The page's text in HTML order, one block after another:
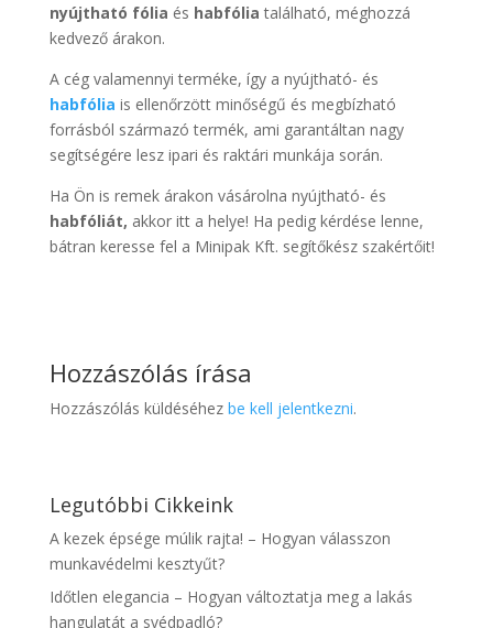
nyújtható fólia és habfólia található, méghozzá
kedvező árakon.
A cég valamennyi terméke, így a nyújtható- és
habfólia is ellenőrzött minőségű és megbízható
forrásból származó termék, ami garantáltan nagy
segítségére lesz ipari és raktári munkája során.
Ha Ön is remek árakon vásárolna nyújtható- és
habfóliát, akkor itt a helye! Ha pedig kérdése lenne,
bátran keresse fel a Minipak Kft. segítőkész szakértőit!
Hozzászólás írása
Hozzászólás küldéséhez be kell jelentkezni.
Legutóbbi Cikkeink
A kezek épsége múlik rajta! – Hogyan válasszon
munkavédelmi kesztyűt?
Időtlen elegancia – Hogyan változtatja meg a lakás
hangulatát a svédpadló?